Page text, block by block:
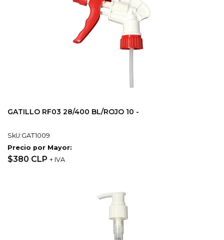
GATILLO RF03 28/400 BL/ROJO 10 -
SkU:GAT1009
Precio por Mayor:
$380 CLP + IVA